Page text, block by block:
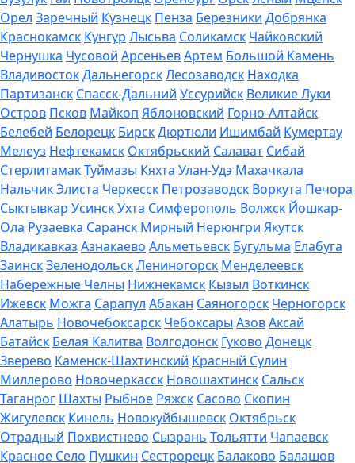
Орел Заречный Кузнецк Пенза Березники Добрянка
Краснокамск Кунгур Лысьва Соликамск Чайковский
Чернушка Чусовой АрсеньевАртем Большой Камень
ВладивостокДальнегорскЛесозаводск Находка
Партизанск Спасск-Дальний Уссурийск Великие Луки
Остров Псков Майкоп Яблоновский Горно-Алтайск
Белебей Белорецк БирскДюртюли Ишимбай Кумертау
Мелеуз Нефтекамск Октябрьский Салават Сибай
СтерлитамакТуймазы Кяхта Улан-Удэ Махачкала
НальчикЭлиста Черкесск Петрозаводск Воркута Печора
Сыктывкар УсинскУхта Симферополь Волжск Йошкар-
Ола Рузаевка Саранск Мирный Нерюнгри Якутск
Владикавказ Азнакаево Альметьевск Бугульма Елабуга
ЗаинскЗеленодольскЛениногорск Менделеевск
Набережные Челны Нижнекамск Кызыл Воткинск
Ижевск Можга Сарапул Абакан Саяногорск Черногорск
Алатырь Новочебоксарск Чебоксары АзовАксай
Батайск Белая Калитва Волгодонск Гуково Донецк
Зверево Каменск-Шахтинский Красный Сулин
Миллерово Новочеркасск Новошахтинск Сальск
Таганрог Шахты Рыбное Ряжск Сасово Скопин
Жигулевск Кинель Новокуйбышевск Октябрьск
Отрадный Похвистнево Сызрань Тольятти Чапаевск
Красное Село Пушкин Сестрорецк Балаково Балашов